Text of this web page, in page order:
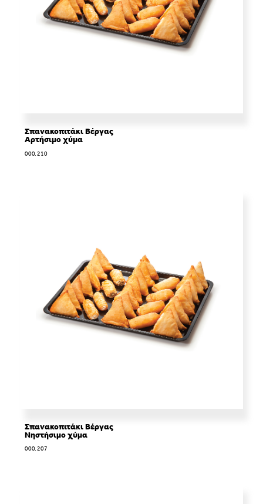
Σπανακοπιτάκι Βέργας
Αρτήσιμο χύμα
000.210
Σπανακοπιτάκι Βέργας
Νηστήσιμο χύμα
000.207